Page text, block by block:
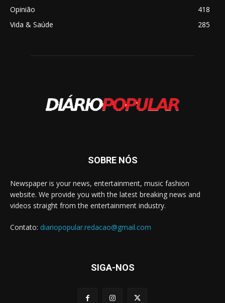
Opinião
418
Vida & Saúde
285
SOBRE NÓS
Newspaper is your news, entertainment, music fashion
website. We provide you with the latest breaking news and
videos straight from the entertainment industry.
Contato: diariopopular.redacao@gmail.com
SIGA-NOS